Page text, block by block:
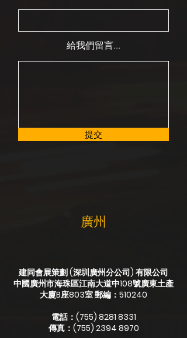
給我們留言...
提交
​廣州
建同會展策劃 (深圳廣州分公司) 有限公司
中國廣州市海珠區江南大道中108號廣東土產
大廈B座803室 郵編：510240
電話：(755) 8281 8331
傳真：(755) 2394 8970